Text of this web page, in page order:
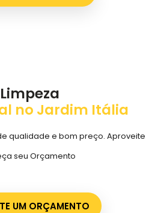
Limpeza
no Jardim Itália
qualidade e bom preço. Aproveite
seu Orçamento
UM ORÇAMENTO